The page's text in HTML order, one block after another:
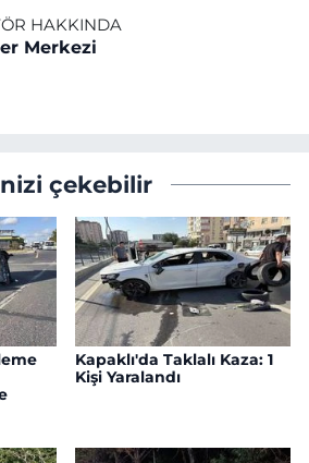
HAKKINDA
Merkezi
çekebilir
Kapaklı'da Taklalı Kaza: 1
Kişi Yaralandı